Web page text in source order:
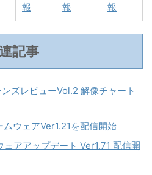
報
報
報
記事
ズレビューVol.2 解像チャート
ウェアVer1.21を配信開始
アアップデート Ver1.71 配信開